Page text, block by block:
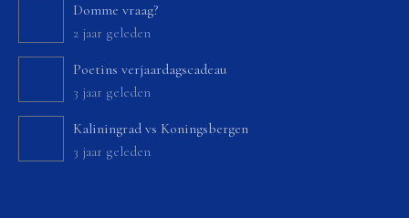
Domme vraag?
2 jaar geleden
Poetins verjaardagscadeau
3 jaar geleden
Kaliningrad vs Koningsbergen
3 jaar geleden